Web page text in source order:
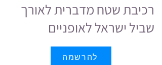
רכיבת שטח מדברית לאורך
שביל ישראל לאופניים
להרשמה